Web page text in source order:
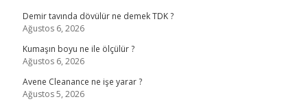
Demir tavında dövülür ne demek TDK ?
Ağustos 6, 2026
Kumaşın boyu ne ile ölçülür ?
Ağustos 6, 2026
Avene Cleanance ne işe yarar ?
Ağustos 5, 2026